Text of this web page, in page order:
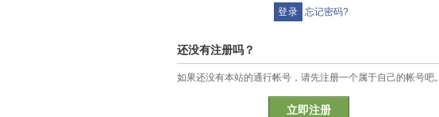
忘记密码?
还没有注册吗？
如果还没有本站的通行帐号，请先注册一个属于自己的帐号吧。
立即注册